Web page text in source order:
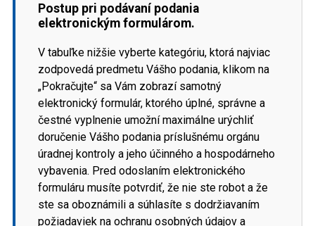
Postup pri podávaní podania
elektronickým formulárom.
V tabuľke nižšie vyberte kategóriu, ktorá najviac
zodpovedá predmetu Vášho podania, klikom na
„Pokračujte“ sa Vám zobrazí samotný
elektronický formulár, ktorého úplné, správne a
čestné vyplnenie umožní maximálne urýchliť
doručenie Vášho podania príslušnému orgánu
úradnej kontroly a jeho účinného a hospodárneho
vybavenia. Pred odoslaním elektronického
formuláru musíte potvrdiť, že nie ste robot a že
ste sa oboznámili a súhlasíte s dodržiavaním
požiadaviek na ochranu osobných údajov a